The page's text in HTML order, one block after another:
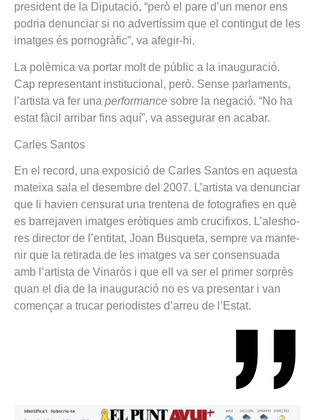
pre­si­dent de la Dipu­tació, “però el pare d’un menor ens
podria denun­ciar si no advertíssim que el con­tin­gut de les
imat­ges és por­nogràfic”, va afe­gir-hi.
La polèmica va por­tar molt de públic a la inau­gu­ració.
Cap repre­sen­tant ins­ti­tu­ci­o­nal, però. Sense par­la­ments,
l’artista va fer una per­for­mance sobre la negació. “No ha
estat fàcil arri­bar fins aquí”, va asse­gu­rar en aca­bar.
Car­les San­tos
En el record, una expo­sició de Car­les San­tos en aquesta
mateixa sala el desem­bre del 2007. L’artista va denun­ciar
que li havien cen­su­rat una tren­tena de foto­gra­fies en què
es bar­re­ja­ven imat­ges eròtiques amb cru­ci­fi­xos. L’ales­ho­
res direc­tor de l’enti­tat, Joan Bus­queta, sem­pre va man­te­
nir que la reti­rada de les imat­ges va ser con­sen­su­ada
amb l’artista de Vinaròs i que ell va ser el pri­mer sorprès
quan el dia de la inau­gu­ració no es va pre­sen­tar i van
començar a tru­car peri­o­dis­tes d’arreu de l’Estat.